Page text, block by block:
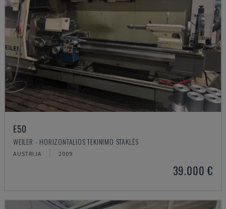
E50
WEILER - HORIZONTALIOS TEKINIMO STAKLĖS
AUSTRIJA 2009
39.000 €